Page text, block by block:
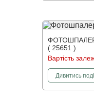
( 25651 )
Вартість
Дивитись